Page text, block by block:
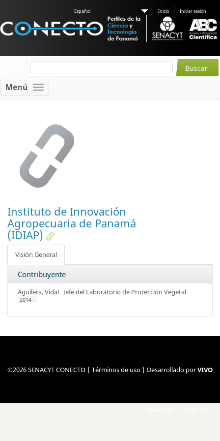
Español Inicio Iniciar sesión
Menú
Instituto de Innovación
Agropecuaria de Panamá
(IDIAP)
Visión General
Contribuyente
Aguilera, Vidal Jefe del Laboratorio de Protección Vegetal
2014 -
©2026 SENACYT CONECTO | Términos de uso | Desarrollado porVIVO